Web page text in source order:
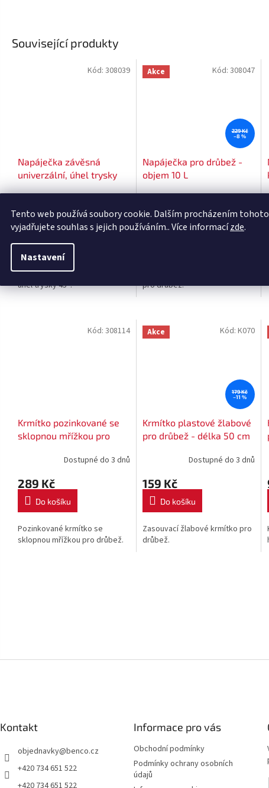
Tento web používá soubory cookie. Dalším procházením
vyjadřujete souhlas s jejich používáním.. Více informacízde.
Nastavení
Související produkty
Napáječka závěsná
univerzální, úhel trysky
45° - objem 1 L
179 Kč
Do košíku
Univerzální plastová napáječka,
úhel trysky 45°.
Kód: 308039 Akce
229 Kč
–8 %
Napáječka pro drůbež -
objem 10 L
209 Kč
pro drůbež.
Kód: 308047
Krmítko pozinkované se
sklopnou mřížkou pro
Dostupné do 3 dnů
289 Kč
Do košíku
Pozinkované krmítko se
sklopnou mřížkou pro drůbež.
Kód: 308114 Akce
179 Kč
–11 %
Krmítko plastové žlabové
pro drůbež - délka 50 cm
Dostupné do 3 dnů
159 Kč
Do košíku
Zasouvací žlabové krmítko pro
drůbež.
Kód: K070
Kontakt
objednavky@benco.cz
+420 734 651 522
+420 734 651 522
Informace pro vás
Obchodní podmínky
Podmínky ochrany osobních
údajů